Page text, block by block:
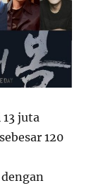
juta
120